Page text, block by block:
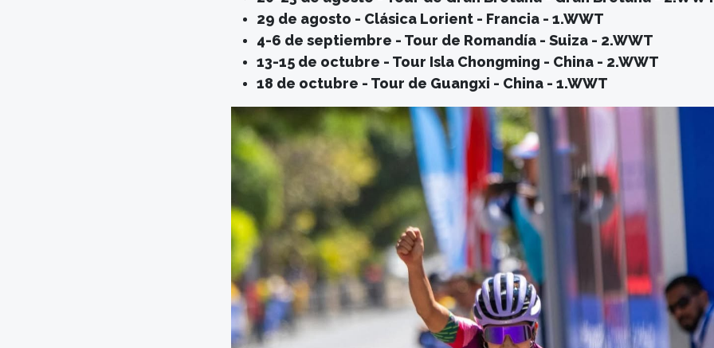
29 de agosto - Clásica Lorient - Francia - 1.WWT
4-6 de septiembre - Tour de Romandía - Suiza - 2.WWT
13-15 de octubre - Tour Isla Chongming - China - 2.WWT
18 de octubre - Tour de Guangxi - China - 1.WWT